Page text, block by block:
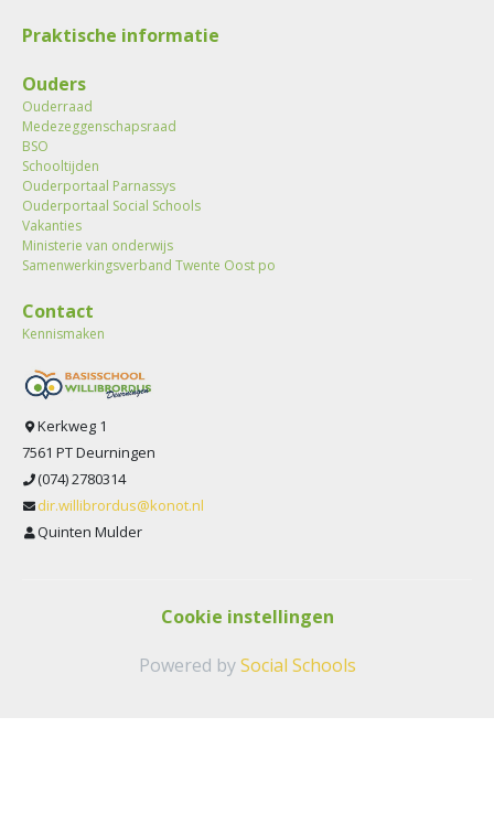
Praktische informatie
Ouders
Ouderraad
Medezeggenschapsraad
BSO
Schooltijden
Ouderportaal Parnassys
Ouderportaal Social Schools
Vakanties
Ministerie van onderwijs
Samenwerkingsverband Twente Oost po
Contact
Kennismaken
Kerkweg 1
7561 PT Deurningen
(074) 2780314
dir.willibrordus@konot.nl
Quinten Mulder
Cookie instellingen
Powered bySocial Schools